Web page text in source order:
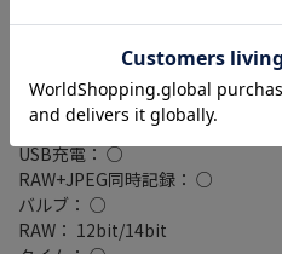
自分撮り機能： ○
タッチパネル： ○
タイムラプス： ○
ライブビュー： ○
可動式モニタ： バリアングル液晶
USB充電： ○
RAW+JPEG同時記録： ○
バルブ： ○
RAW： 12bit/14bit